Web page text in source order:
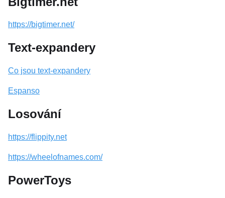
https://bigtimer.net/
Text-expandery
Co jsou text-expandery
Espanso
Losování
https://flippity.net
https://wheelofnames.com/
PowerToys